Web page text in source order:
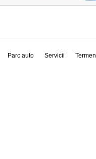
Parc auto Servicii